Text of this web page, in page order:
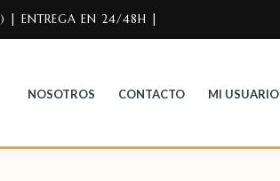
| ENTREGA EN 24/48H |
NOSOTROS CONTACTO MI USUARIO